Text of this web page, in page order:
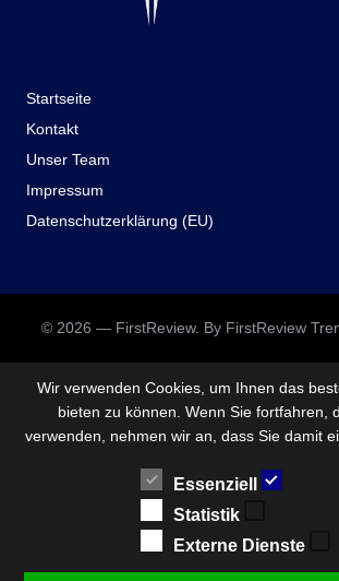
Startseite
Kontakt
Unser Team
Impressum
Datenschutzerklärung (EU)
© 2026 — FirstReview. By FirstReview
Wir verwenden Cookies, um Ihnen das
bieten zu können. Wenn Sie fortfahren,
verwenden, nehmen wir an, dass Sie damit
Essenziell
Statistik
Externe Dienste